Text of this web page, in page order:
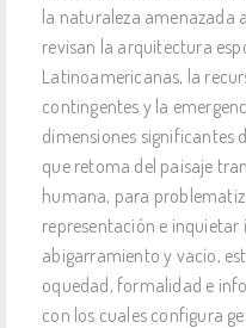
la naturaleza amenazada
revisan la arquitectura
Latinoamericanas, la
contingentes y la
dimensiones significantes
que retoma del paisaje
humana, para
representación e
abigarramiento y vacío,
oquedad, formalidad e
con los cuales configura